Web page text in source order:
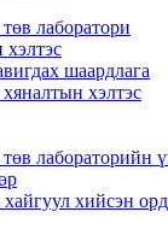
лаборатори
шаардлага
хэлтэс
лабораторийн
хийсэн